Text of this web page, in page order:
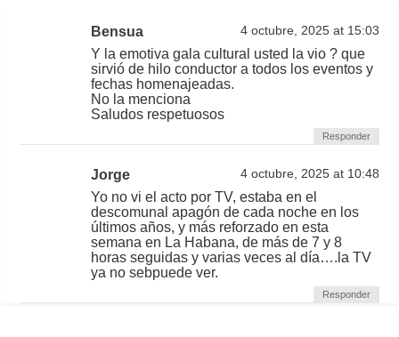
Bensua 4 octubre, 2025 at 15:03
Y la emotiva gala cultural usted la vio ? que
sirvió de hilo conductor a todos los eventos y
fechas homenajeadas.
No la menciona
Saludos respetuosos
Responder
Jorge 4 octubre, 2025 at 10:48
Yo no vi el acto por TV, estaba en el
descomunal apagón de cada noche en los
últimos años, y más reforzado en esta
semana en La Habana, de más de 7 y 8
horas seguidas y varias veces al día….la TV
ya no sebpuede ver.
Responder